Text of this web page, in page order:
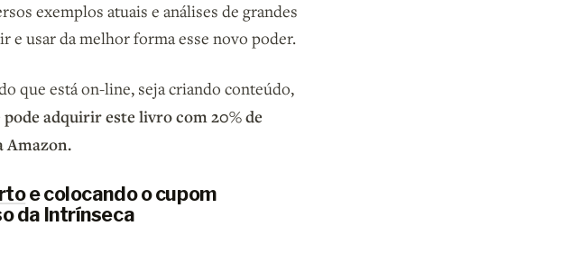
exemplos atuais e análises de grandes
e usar da melhor forma esse novo poder.
está on-line, seja criando conteúdo,
pode adquirir este livro com 20% de
Amazon.
e colocando o cupom
da Intrínseca